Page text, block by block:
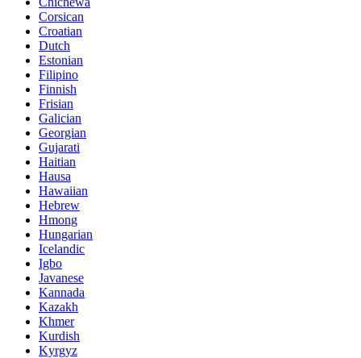
Corsican
Croatian
Dutch
Estonian
Filipino
Finnish
Frisian
Galician
Georgian
Gujarati
Haitian
Hausa
Hawaiian
Hebrew
Hmong
Hungarian
Icelandic
Igbo
Javanese
Kannada
Kazakh
Khmer
Kurdish
Kyrgyz